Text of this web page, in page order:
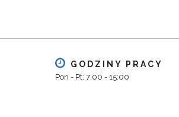
GODZINY PRACY
Pon - Pt: 7:00 - 15:00